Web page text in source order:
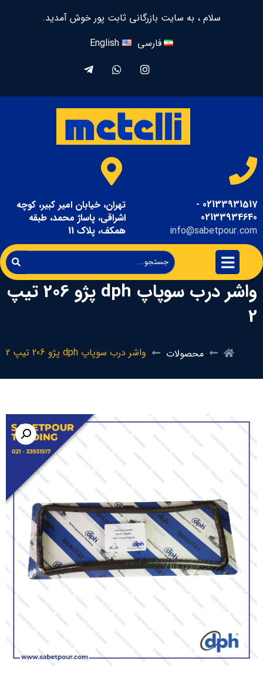
سلام ، به سایت بازرگانی ثابت پور خوش آمدید.
فارسی
English
02133931517 -
02133934640
info@sabetpour.com
تهران، خیابان امیر کبیر، کوچه
اشراقی، پاساژ محمد، طبقه
همکف، پلاک 11
واشر درب سوپاپ dph پژو 206 تیپ
2
محصولات واشر درب سوپاپ dph پژو 206 تیپ 2